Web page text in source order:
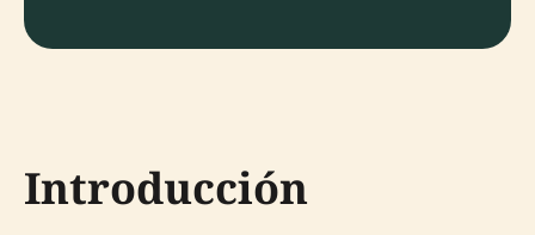
Introducción